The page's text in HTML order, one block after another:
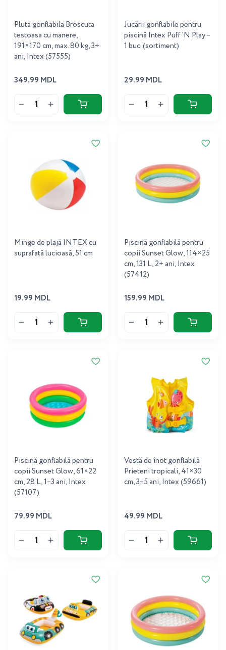
Pluta gonflabila Broscuta
testoasa cu manere,
191×170 cm, max. 80 kg, 3+
ani, Intex (57555)
349.99 MDL
Jucării gonflabile pentru
piscină Intex Puff 'N Play –
1 buc. (sortiment)
29.99 MDL
Minge de plajă INTEX cu
suprafață lucioasă, 51 cm
19.99 MDL
Piscină gonflabilă pentru
copii Sunset Glow, 114×25
cm, 131 L, 2+ ani, Intex
(57412)
159.99 MDL
Piscină gonflabilă pentru
copii Sunset Glow, 61×22
cm, 28 L, 1–3 ani, Intex
(57107)
79.99 MDL
Vestă de înot gonflabilă
Prieteni tropicali, 41×30
cm, 3–5 ani, Intex (59661)
49.99 MDL